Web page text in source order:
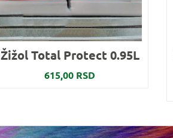
Žižol Total Protect 0.95L
615,00 RSD